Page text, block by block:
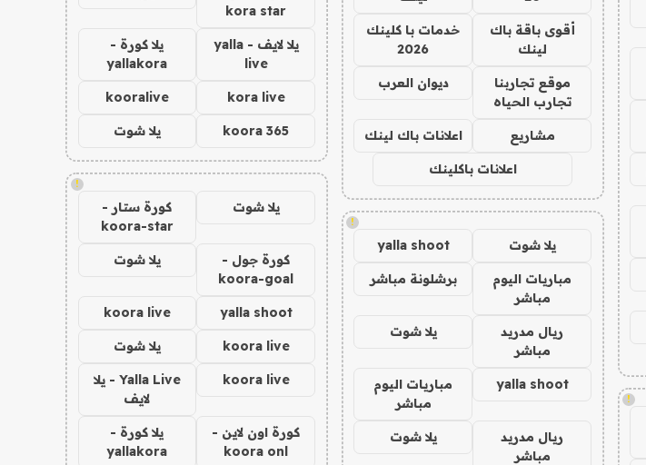
!
أقوى باقة باك
لينك
خدمات با كلينك
2026
موقع تجاربنا
تجارب الحياه
ديوان العرب
مشاريع اعلانات باك لينك
اعلانات باكلينك
!
يلا شوت yalla shoot
مباريات اليوم
مباشر
برشلونة مباشر
ريال مدريد
مباشر
يلا شوت
yalla shoot
مباريات اليوم
مباشر
ريال مدريد
مباشر
يلا شوت
kora star
يلا لايف - yalla
live
يلا كورة -
yallakora
kora live
kooralive
koora 365 يلا شوت
!
يلا شوت
كورة ستار -
koora-star
كورة جول -
koora-goal
يلا شوت
yalla shoot
koora live
koora live يلا شوت
koora live
Yalla Live - يلا
لايف
كورة اون لاين -
koora onl
يلا كورة -
yallakora